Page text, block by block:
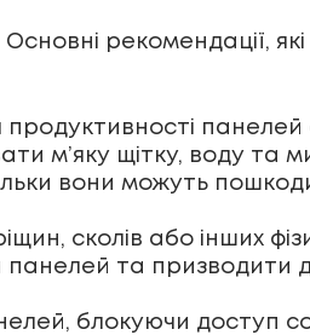
рекомендації,
панелей
м’яку щітку, воду та
вони можуть
сколів або інших
панелей та призводити
блокуючи доступ